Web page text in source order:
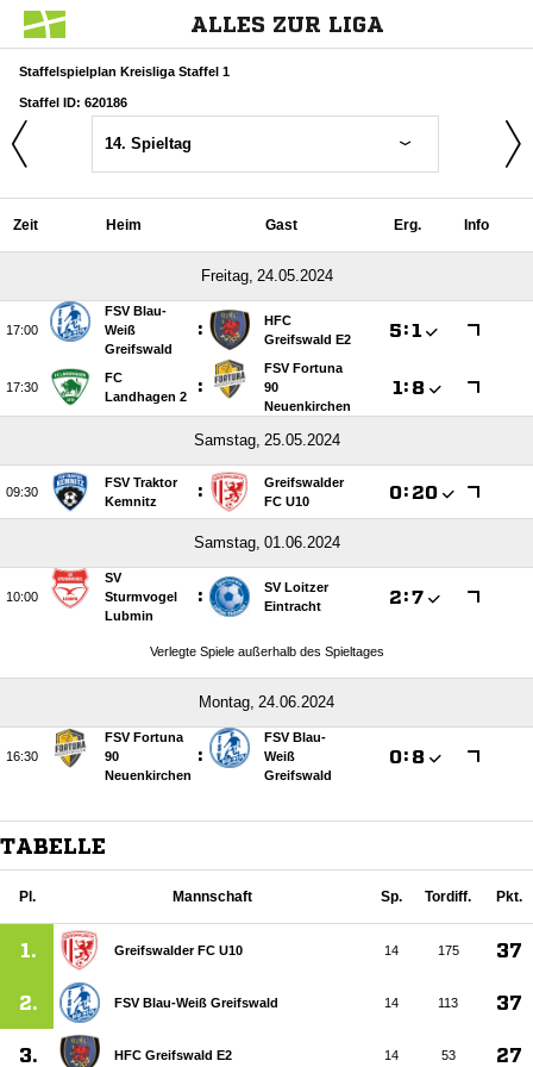
ALLES ZUR LIGA
Staffelspielplan Kreisliga Staffel 1
Staffel ID: 620186
14. Spieltag
Zeit Heim Gast Erg. Info
 

FSV Blau-
Weiß
Greifswald
:
HFC
Greifswald E2
:

FC
Landhagen 2
:
FSV Fortuna
90
Neuenkirchen
 : 
 

FSV Traktor
Kemnitz
:
Greifswalder
FC U10
: 
 

SV
Sturmvogel
Lubmin
:
SV Loitzer
Eintracht
:
Verlegte Spiele außerhalb des Spieltages
 

FSV Fortuna
90
Neuenkirchen
:
FSV Blau-
Weiß
Greifswald
: 
TABELLE
Pl. Mannschaft Sp. Tordiff. Pkt.
1. Greifswalder FC U10 14 175 37
2. FSV Blau-Weiß Greifswald 14 113 37
3. HFC Greifswald E2 14 53 27